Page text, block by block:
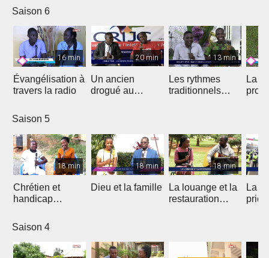
Saison 6
16 min
Évangélisation à
travers la radio
20 min
Un ancien
drogué au
13 min
Les rythmes
traditionnels
La
Saison 5
18 min
Chrétien et
handicap
18 min
Dieu et la famille
18 min
La louange et la
restauration
La
Saison 4